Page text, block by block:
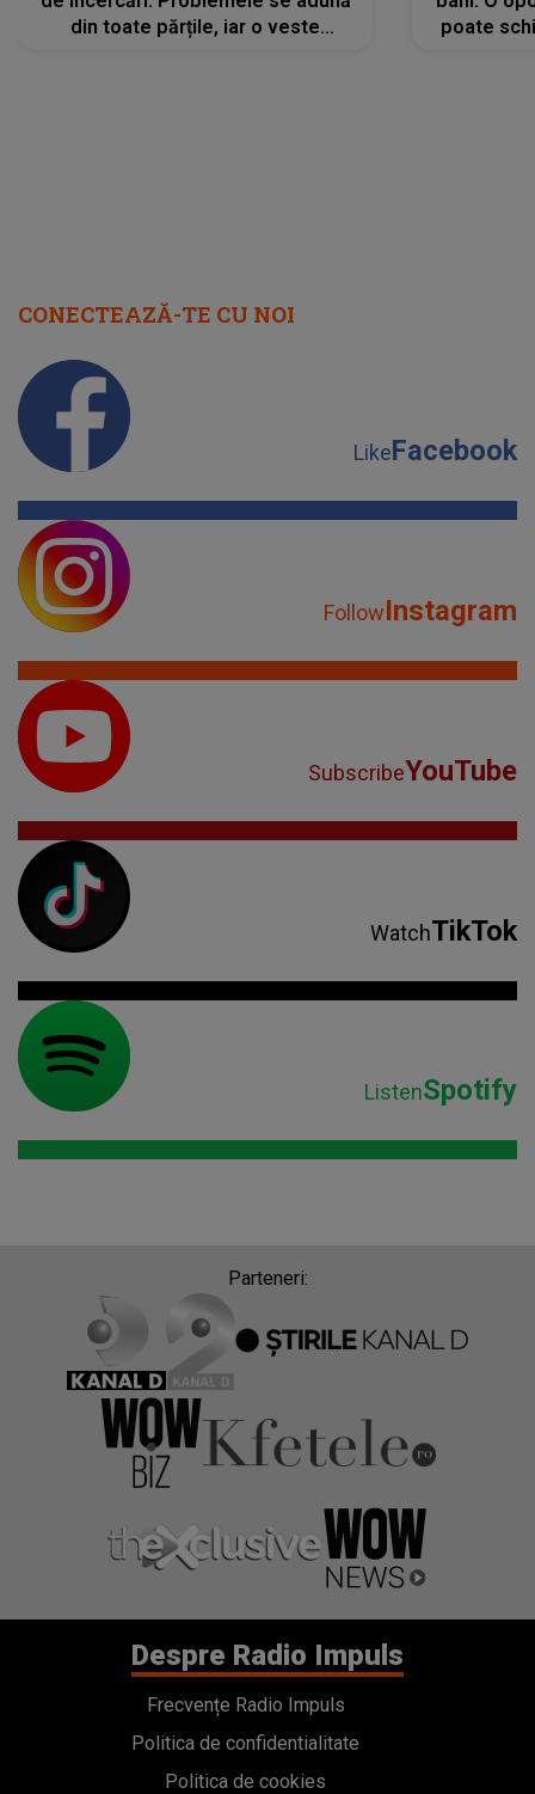
din toate părțile, iar o veste
poate
CONECTEAZĂ-TE CU NOI
LikeFacebook
FollowInstagram
SubscribeYouTube
WatchTikTok
ListenSpotify
Parteneri:
Despre Radio Impuls
Frecvențe Radio Impuls
Politica de confidentialitate
Politica de cookies